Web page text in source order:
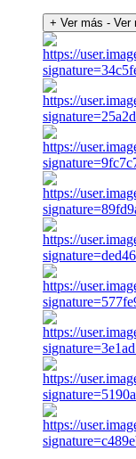
+ Ver más - Ver